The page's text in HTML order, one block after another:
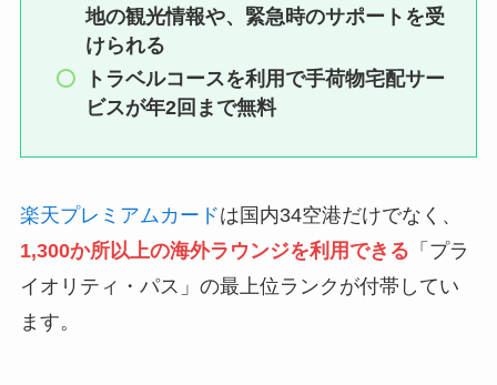
地の観光情報や、緊急時のサポートを受
けられる
トラベルコースを利用で手荷物宅配サー
ビスが年2回まで無料
楽天プレミアムカードは国内34空港だけでなく、
1,300か所以上の海外ラウンジを利用できる 「プラ
イオリティ・パス」の最上位ランクが付帯してい
ます。